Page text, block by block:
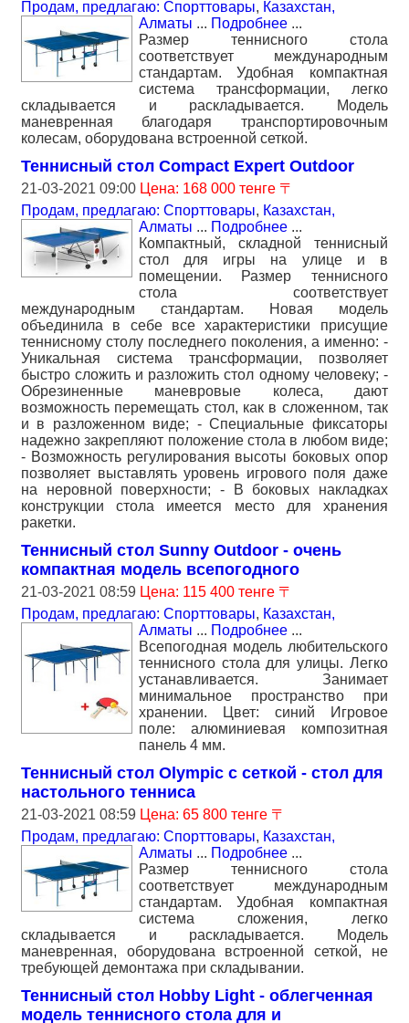
Продам, предлагаю: Спорттовары, Казахстан,
Алматы ... Подробнее ...
Размер теннисного стола
соответствует международным
стандартам. Удобная компактная
система трансформации, легко
складывается и раскладывается. Модель
маневренная благодаря транспортировочным
колесам, оборудована встроенной сеткой.
Теннисный стол Compact Expert Outdoor
21-03-2021 09:00 Цена: 168 000 тенге 〒
Продам, предлагаю: Спорттовары, Казахстан,
Алматы ... Подробнее ...
Компактный, складной теннисный
стол для игры на улице и в
помещении. Размер теннисного
стола соответствует
международным стандартам. Новая модель
объединила в себе все характеристики присущие
теннисному столу последнего поколения, а именно: -
Уникальная система трансформации, позволяет
быстро сложить и разложить стол одному человеку; -
Обрезиненные маневровые колеса, дают
возможность перемещать стол, как в сложенном, так
и в разложенном виде; - Специальные фиксаторы
надежно закрепляют положение стола в любом виде;
- Возможность регулирования высоты боковых опор
позволяет выставлять уровень игрового поля даже
на неровной поверхности; - В боковых накладках
конструкции стола имеется место для хранения
ракетки.
Теннисный стол Sunny Outdoor - очень
компактная модель всепогодного
21-03-2021 08:59 Цена: 115 400 тенге 〒
Продам, предлагаю: Спорттовары, Казахстан,
Алматы ... Подробнее ...
Всепогодная модель любительского
теннисного стола для улицы. Легко
устанавливается. Занимает
минимальное пространство при
хранении. Цвет: синий Игровое
поле: алюминиевая композитная
панель 4 мм.
Теннисный стол Olympic с сеткой - стол для
настольного тенниса
21-03-2021 08:59 Цена: 65 800 тенге 〒
Продам, предлагаю: Спорттовары, Казахстан,
Алматы ... Подробнее ...
Размер теннисного стола
соответствует международным
стандартам. Удобная компактная
система сложения, легко
складывается и раскладывается. Модель
маневренная, оборудована встроенной сеткой, не
требующей демонтажа при складывании.
Теннисный стол Hobby Light - облегченная
модель теннисного стола для и